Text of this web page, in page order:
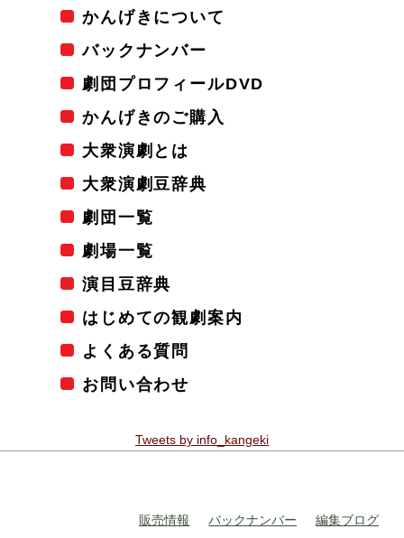
かんげきについて
バックナンバー
劇団プロフィールDVD
かんげきのご購入
大衆演劇とは
大衆演劇豆辞典
劇団一覧
劇場一覧
演目豆辞典
はじめての観劇案内
よくある質問
お問い合わせ
Tweets by info_kangeki
販売情報 バックナンバー 編集ブログ